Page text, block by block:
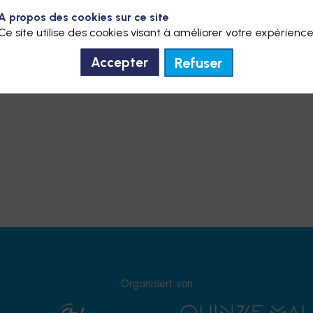
Ehrenamtlichen und seinen Blutspendern.
an Gesundheitsdienstleistungen, die darauf abzielen,
gewährleisten.
Organisiert von
propos des cookies sur ce site
site utilise des cookies visant à améliorer votre
Accepter Refuser